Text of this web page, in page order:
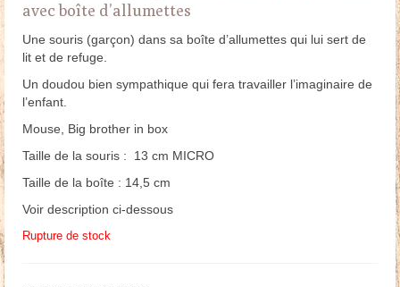
avec boîte d’allumettes
Une souris (garçon) dans sa boîte d’allumettes qui lui sert de
lit et de refuge.
Un doudou bien sympathique qui fera travailler l’imaginaire de
l’enfant.
Mouse, Big brother in box
Taille de la souris : 13 cm MICRO
Taille de la boîte : 14,5 cm
Voir description ci-dessous
Rupture de stock